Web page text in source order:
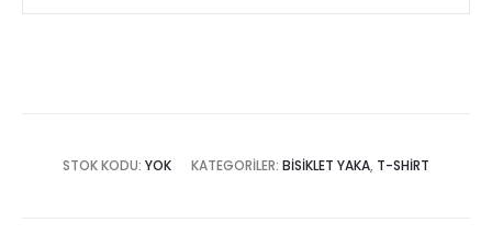
STOK KODU: YOK KATEGORILER: BISIKLET YAKA, T-SHIRT